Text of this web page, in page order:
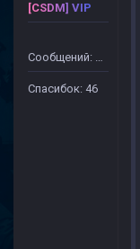
[CSDM] VIP
Сообщений: 499
Спасибок: 46